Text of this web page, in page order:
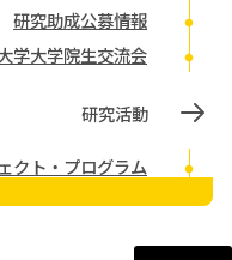
研究助成公募情報
学大学院生交流会
研究活動
クト・プログラム
データの保存等に